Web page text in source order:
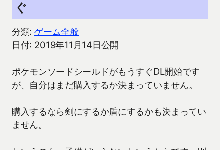
ぐ
分類: ゲーム全般
日付: 2019年11月14日公開
ポケモンソードシールドがもうすぐDL開始です
が、自分はまだ購入するか決まっていません。
購入するなら剣にするか盾にするかも決まってい
ません。